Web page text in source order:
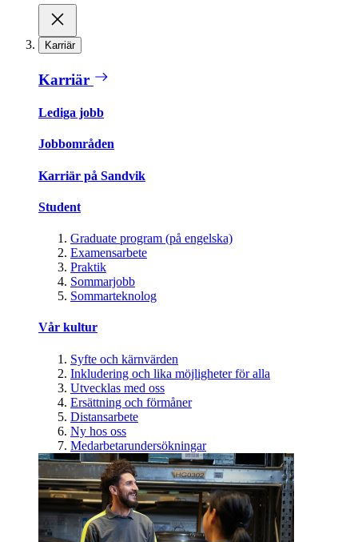
Karriär
Karriär
Lediga jobb
Jobbområden
Karriär på Sandvik
Student
Graduate program (på engelska)
Examensarbete
Praktik
Sommarjobb
Sommarteknolog
Vår kultur
Syfte och kärnvärden
Inkludering och lika möjligheter för alla
Utvecklas med oss
Ersättning och förmåner
Distansarbete
Ny hos oss
Medarbetarundersökningar